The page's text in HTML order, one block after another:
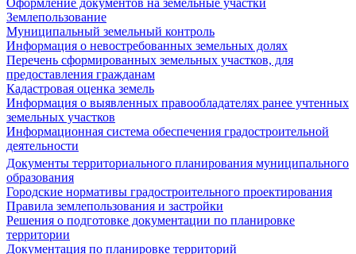
Оформление документов на земельные участки
Землепользование
Муниципальный земельный контроль
Информация о невостребованных земельных долях
Перечень сформированных земельных участков, для
предоставления гражданам
Кадастровая оценка земель
Информация о выявленных правообладателях ранее учтенных
земельных участков
Информационная система обеспечения градостроительной
деятельности
Документы территориального планирования муниципального
образования
Городские нормативы градостроительного проектирования
Правила землепользования и застройки
Решения о подготовке документации по планировке
территории
Документация по планировке территорий